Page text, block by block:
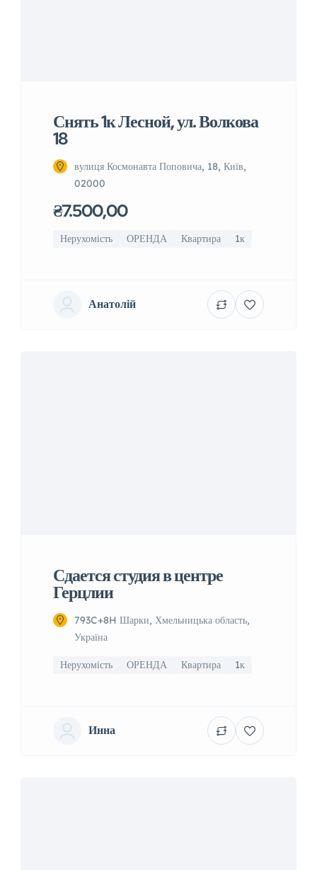
Снять 1к Лесной, ул. Волкова
18
вулиця Космонавта Поповича, 18, Київ,
02000
₴7.500,00
Нерухомість ОРЕНДА Квартира 1к
Анатолій
Сдается студия в центре
Герцлии
793C+8H Шарки, Хмельницька область,
Україна
Нерухомість ОРЕНДА Квартира 1к
Инна